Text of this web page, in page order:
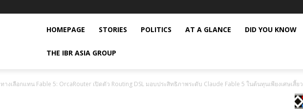
HOMEPAGE STORIES POLITICS AT A GLANCE DID YOU KNOW
THE IBR ASIA GROUP
ทางเลือกแทน Fable 5: OrcaRouter เปิดตัว Routing DSL มอบประสิทธิภาพระดับ Claude Fable 5 ในต้นทุนเพียงเศษเสี้ยว